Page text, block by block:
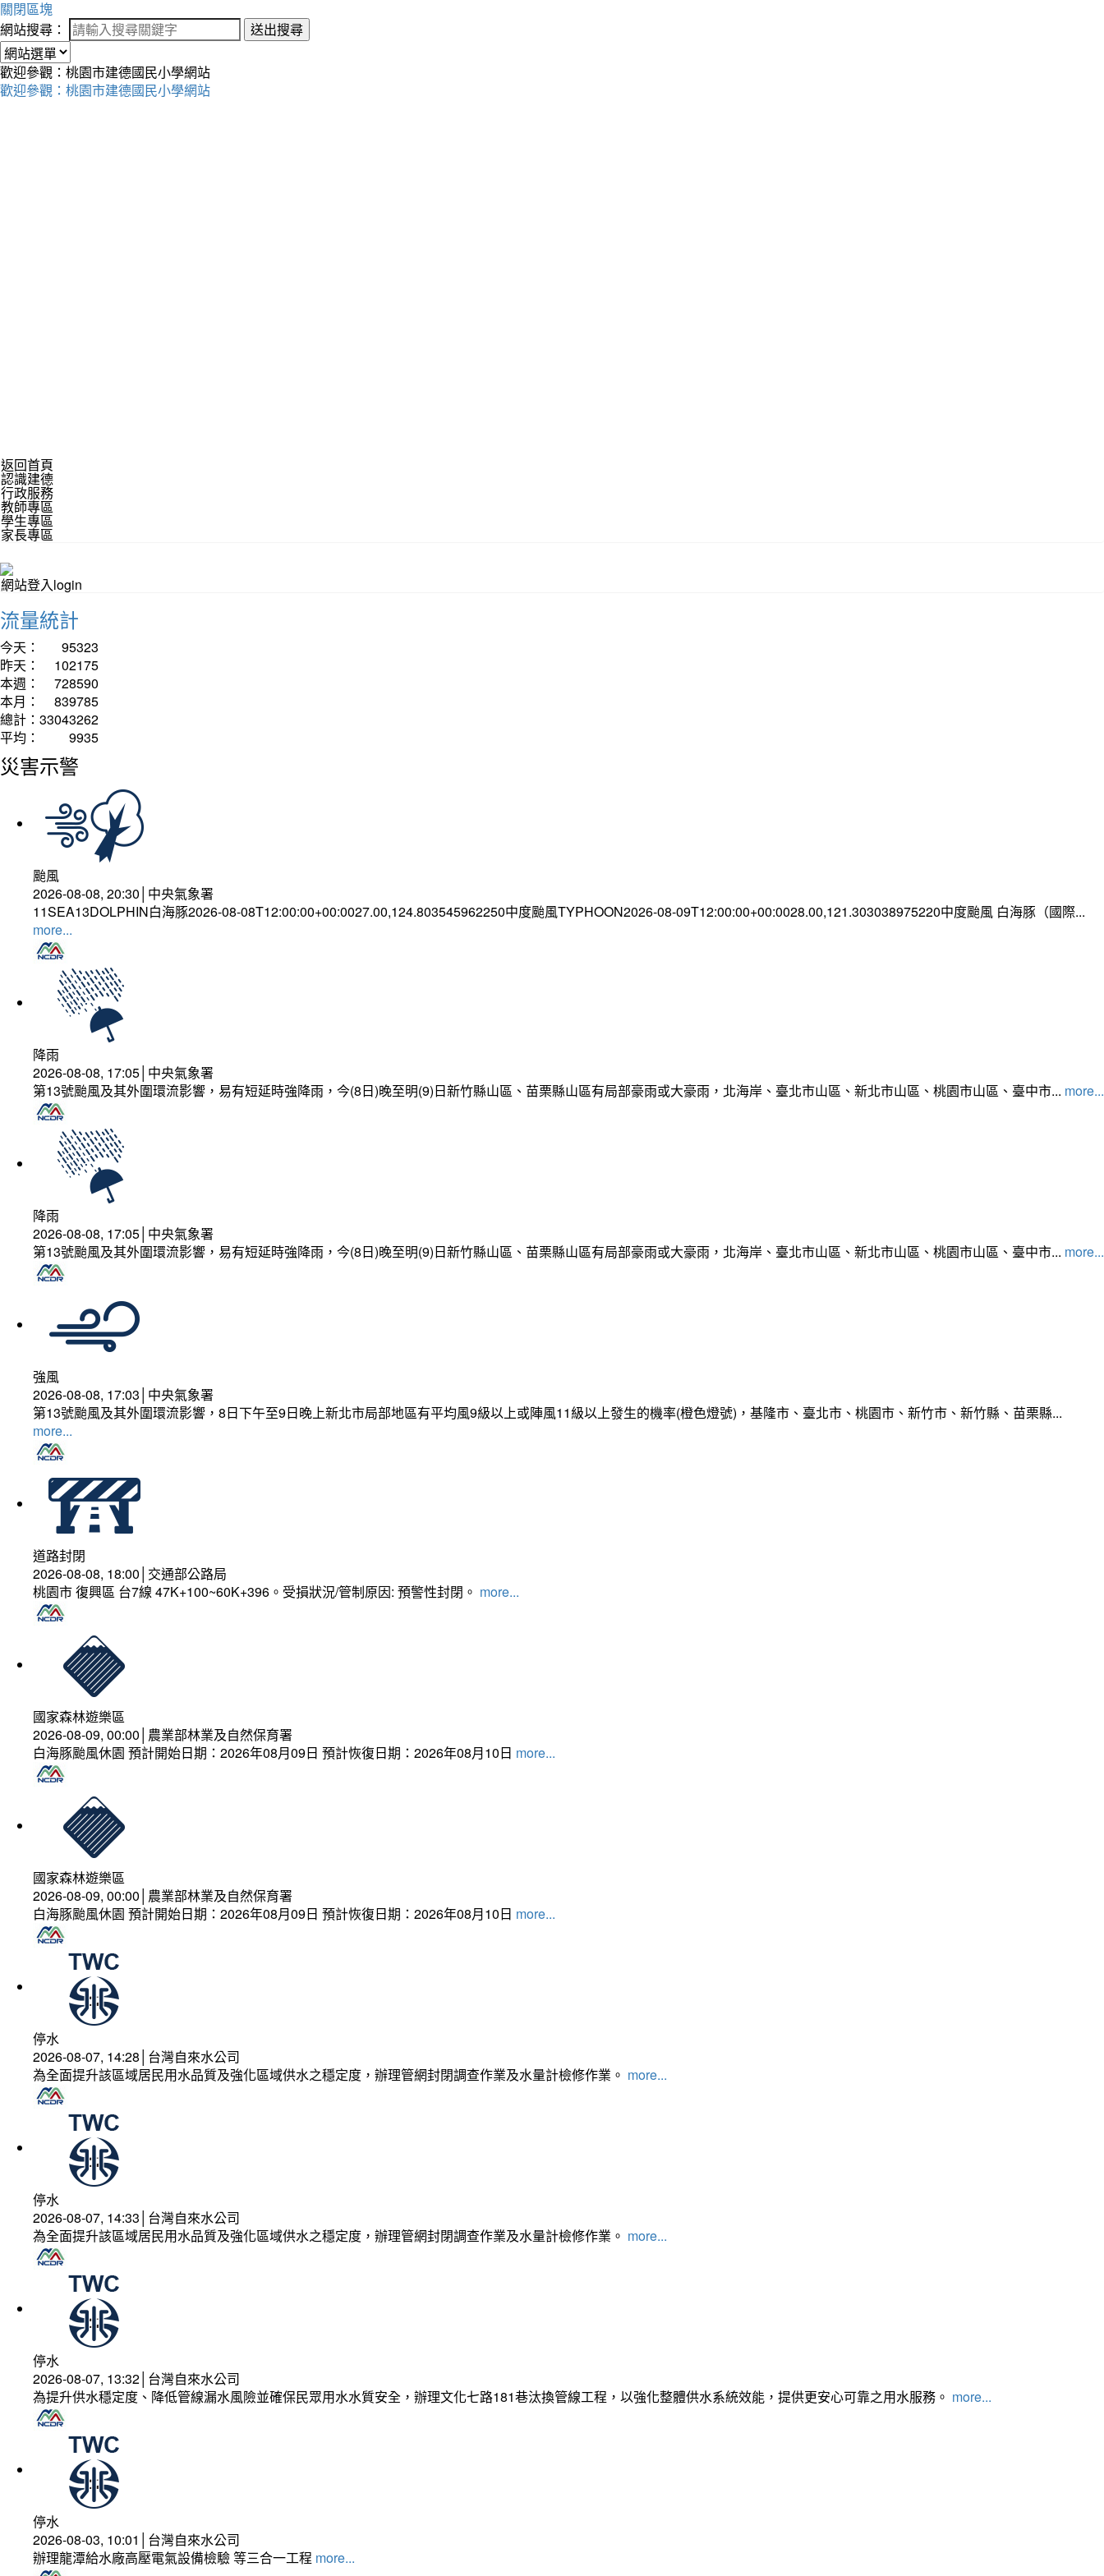
關閉區塊
網站搜尋：
送出搜尋
歡迎參觀：桃園市建德國民小學網站
歡迎參觀：桃園市建德國民小學網站
返回首頁
認識建德
行政服務
教師專區
學生專區
家長專區
網站登入login
流量統計
今天：
95323
昨天：
102175
本週：
728590
本月：
839785
總計： 33043262
平均：
9935
災害示警
颱風
2026-08-08, 20:30│中央氣象署
11SEA13DOLPHIN白海豚2026-08-08T12:00:00+00:0027.00,124.803545962250中度颱風TYPHOON2026-08-09T12:00:00+00:0028.00,121.303038975220中度颱風 白海豚（國際...
more...
降雨
2026-08-08, 17:05│中央氣象署
第13號颱風及其外圍環流影響，易有短延時強降雨，今(8日)晚至明(9)日新竹縣山區、苗栗縣山區有局部豪雨或大豪雨，北海岸、臺北市山區、新北市山區、桃園市山區、臺中市... more...
降雨
2026-08-08, 17:05│中央氣象署
第13號颱風及其外圍環流影響，易有短延時強降雨，今(8日)晚至明(9)日新竹縣山區、苗栗縣山區有局部豪雨或大豪雨，北海岸、臺北市山區、新北市山區、桃園市山區、臺中市... more...
強風
2026-08-08, 17:03│中央氣象署
第13號颱風及其外圍環流影響，8日下午至9日晚上新北市局部地區有平均風9級以上或陣風11級以上發生的機率(橙色燈號)，基隆市、臺北市、桃園市、新竹市、新竹縣、苗栗縣...
more...
道路封閉
2026-08-08, 18:00│交通部公路局
桃園市 復興區 台7線 47K+100~60K+396。受損狀況/管制原因: 預警性封閉。 more...
國家森林遊樂區
2026-08-09, 00:00│農業部林業及自然保育署
白海豚颱風休園 預計開始日期：2026年08月09日 預計恢復日期：2026年08月10日 more...
國家森林遊樂區
2026-08-09, 00:00│農業部林業及自然保育署
白海豚颱風休園 預計開始日期：2026年08月09日 預計恢復日期：2026年08月10日 more...
停水
2026-08-07, 14:28│台灣自來水公司
為全面提升該區域居民用水品質及強化區域供水之穩定度，辦理管網封閉調查作業及水量計檢修作業。 more...
停水
2026-08-07, 14:33│台灣自來水公司
為全面提升該區域居民用水品質及強化區域供水之穩定度，辦理管網封閉調查作業及水量計檢修作業。 more...
停水
2026-08-07, 13:32│台灣自來水公司
為提升供水穩定度、降低管線漏水風險並確保民眾用水水質安全，辦理文化七路181巷汰換管線工程，以強化整體供水系統效能，提供更安心可靠之用水服務。 more...
停水
2026-08-03, 10:01│台灣自來水公司
辦理龍潭給水廠高壓電氣設備檢驗 等三合一工程 more...